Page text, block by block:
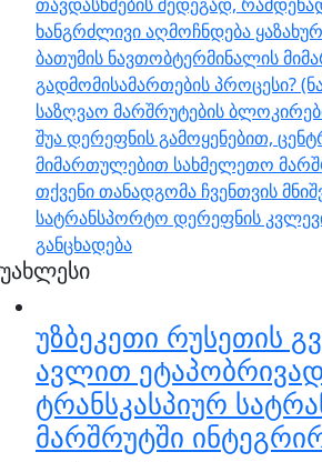
ხანგრძლივი აღმოჩნდება
ბათუმის ნავთობტერმინალის
გადმომისამართების პროცესი?
საზღვაო მარშრუტების
შუა დერეფნის გამოყენებით,
მიმართულებით სახმელეთო
თქვენი თანადგომა ჩვენთვის
სატრანსპორტო დერეფნის
განცხადება
უახლესი
უზბეკეთი რუსეთის
ავლით ეტაპობრივად
ტრანსკასპიურ
მარშრუტში